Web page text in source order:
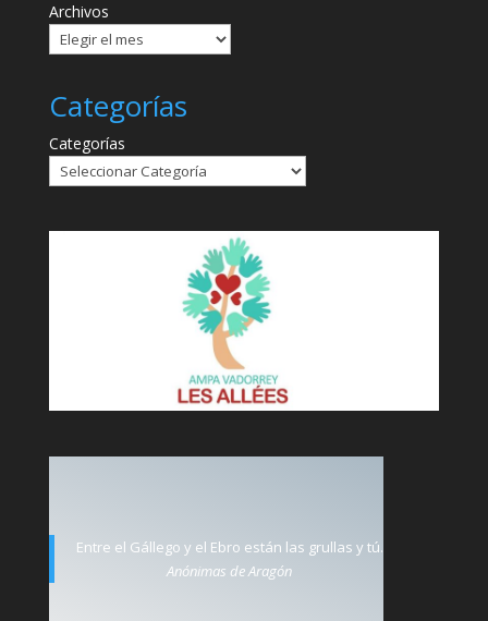
Archivos
Categorías
Categorías
Entre el Gállego y el Ebro están las grullas y tú.
Anónimas de Aragón